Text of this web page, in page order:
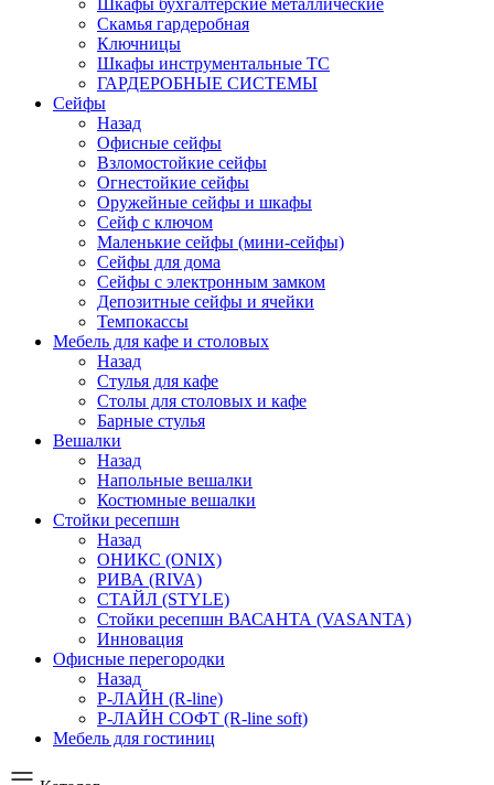
Шкафы бухгалтерские металлические
Скамья гардеробная
Ключницы
Шкафы инструментальные ТС
ГАРДЕРОБНЫЕ СИСТЕМЫ
Сейфы
Назад
Офисные сейфы
Взломостойкие сейфы
Огнестойкие сейфы
Оружейные сейфы и шкафы
Сейф с ключом
Маленькие сейфы (мини-сейфы)
Сейфы для дома
Сейфы с электронным замком
Депозитные сейфы и ячейки
Темпокассы
Мебель для кафе и столовых
Назад
Стулья для кафе
Столы для столовых и кафе
Барные стулья
Вешалки
Назад
Напольные вешалки
Костюмные вешалки
Стойки ресепшн
Назад
ОНИКС (ONIX)
РИВА (RIVA)
СТАЙЛ (STYLE)
Стойки ресепшн ВАСАНТА (VASANTA)
Инновация
Офисные перегородки
Назад
Р-ЛАЙН (R-line)
Р-ЛАЙН СОФТ (R-line soft)
Мебель для гостиниц